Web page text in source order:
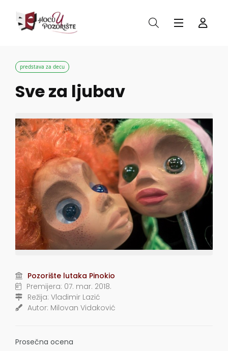
predstava za decu
Sve za ljubav
Pozorište lutaka Pinokio
Premijera: 07. mar. 2018.
Režija: Vladimir Lazić
Autor: Milovan Vidaković
Prosečna ocena